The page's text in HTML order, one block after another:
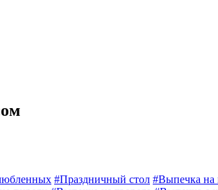
#Праздничный стол #Выпечка на